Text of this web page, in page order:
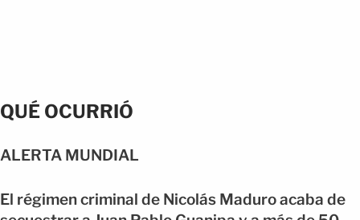
QUÉ OCURRIÓ
ALERTA MUNDIAL
El régimen criminal de Nicolás Maduro acaba de